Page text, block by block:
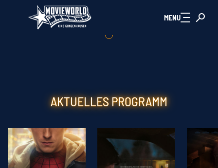
Zum Hauptinhalt springen MENU
AKTUELLES PROGRAMM